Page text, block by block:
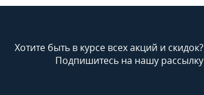
Хотите быть в курсе всех акций и скидок?
Подпишитесь на нашу рассылку